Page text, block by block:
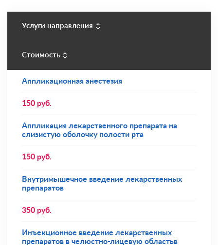
Услуги направления
Стоимость
Аппликационная анестезия
150 руб.
Аппликация лекарственного препарата на
слизистую оболочку полости рта
150 руб.
Внутримышечное введение лекарственных
препаратов
350 руб.
Инъекционное введение лекарственных
препаратов в челюстно-лицевую областьв